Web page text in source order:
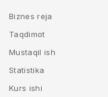
Biznes reja
Taqdimot
Mustaqil ish
Statistika
Kurs ishi